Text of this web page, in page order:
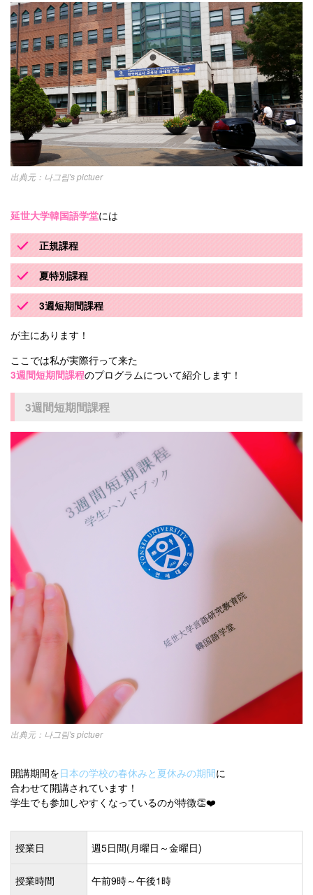
나그림's pictuer
延世大学韓国語学堂には
正規課程
夏特別課程
3週短期間課程
が主にあります！
ここでは私が実際行って来た
3週間短期間課程のプログラムについて紹介します！
3週間短期間課程
나그림's pictuer
開講期間を日本の学校の春休みと夏休みの期間に
合わせて開講されています！
学生でも参加しやすくなっているのが特徴👏❤️
授業日 週5日間(月曜日～金曜日)
授業時間 午前9時～午後1時